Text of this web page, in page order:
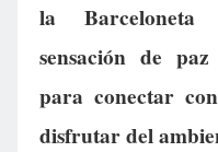
la Barceloneta
sensación de
para conectar
disfrutar del